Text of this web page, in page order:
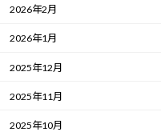
2026年2月
2026年1月
2025年12月
2025年11月
2025年10月